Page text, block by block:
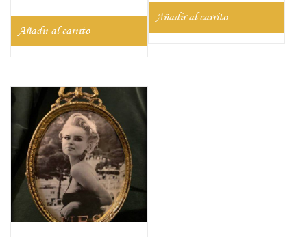
Añadir al carrito
Añadir al carrito